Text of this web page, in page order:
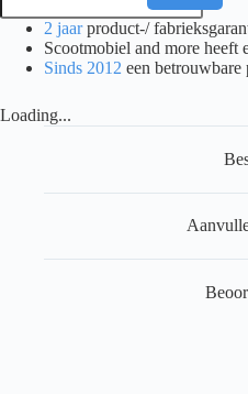
aantal 2 jaarproduct-/
Scootmobiel and more heeft
Sinds 2012 een betrouwbare
Loading...